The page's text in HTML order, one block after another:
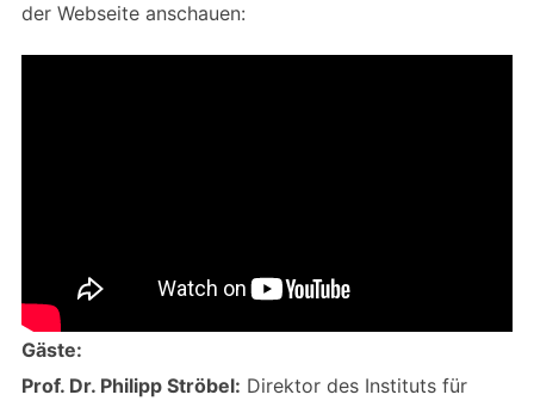
der Webseite anschauen:
Gäste:
Prof. Dr. Philipp Ströbel: Direktor des Instituts für